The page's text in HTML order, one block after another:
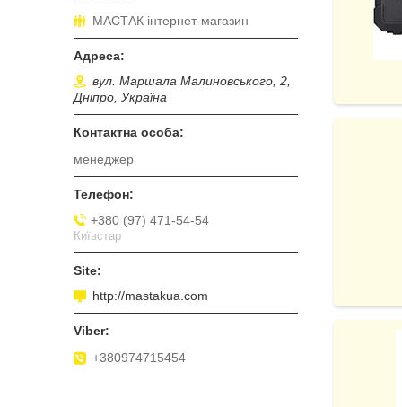
МАСТАК інтернет-магазин
вул. Маршала Малиновського, 2,
Дніпро, Україна
менеджер
+380 (97) 471-54-54
Київстар
http://mastakua.com
+380974715454